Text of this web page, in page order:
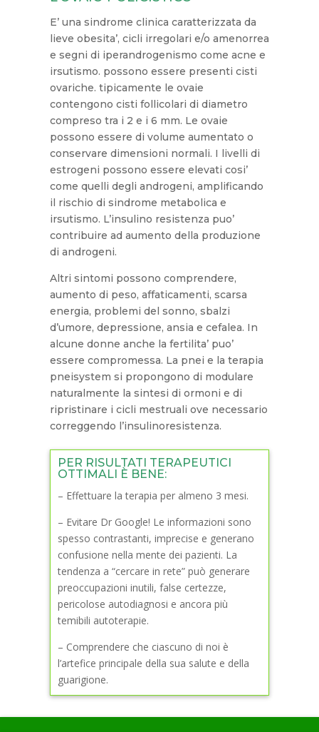
E’ una sindrome clinica caratterizzata da
lieve obesita’, cicli irregolari e/o amenorrea
e segni di iperandrogenismo come acne e
irsutismo. possono essere presenti cisti
ovariche. tipicamente le ovaie
contengono cisti follicolari di diametro
compreso tra i 2 e i 6 mm. Le ovaie
possono essere di volume aumentato o
conservare dimensioni normali. I livelli di
estrogeni possono essere elevati cosi’
come quelli degli androgeni, amplificando
il rischio di sindrome metabolica e
irsutismo. L’insulino resistenza puo’
contribuire ad aumento della produzione
di androgeni.
Altri sintomi possono comprendere,
aumento di peso, affaticamenti, scarsa
energia, problemi del sonno, sbalzi
d’umore, depressione, ansia e cefalea. In
alcune donne anche la fertilita’ puo’
essere compromessa. La pnei e la terapia
pneisystem si propongono di modulare
naturalmente la sintesi di ormoni e di
ripristinare i cicli mestruali ove necessario
correggendo l’insulinoresistenza.
PER RISULTATI TERAPEUTICI
OTTIMALI È BENE:
– Effettuare la terapia per almeno 3 mesi.
– Evitare Dr Google! Le informazioni sono
spesso contrastanti, imprecise e generano
confusione nella mente dei pazienti. La
tendenza a “cercare in rete” può generare
preoccupazioni inutili, false certezze,
pericolose autodiagnosi e ancora più
temibili autoterapie.
– Comprendere che ciascuno di noi è
l’artefice principale della sua salute e della
guarigione.